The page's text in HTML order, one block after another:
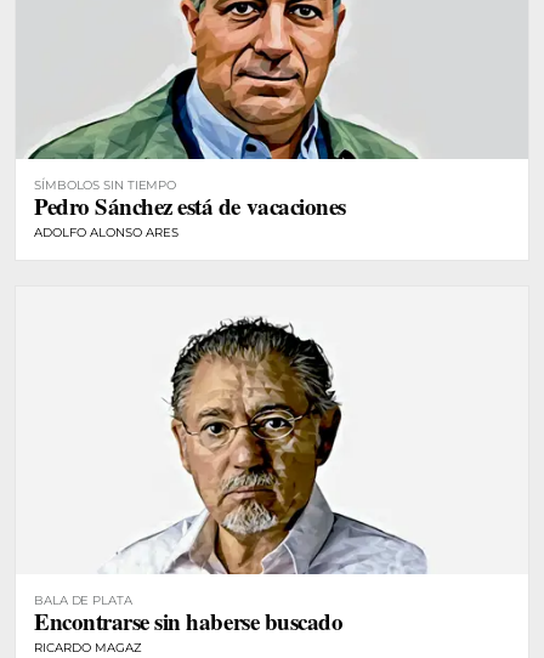
SÍMBOLOS SIN TIEMPO
Pedro Sánchez está de vacaciones
ADOLFO ALONSO ARES
BALA DE PLATA
Encontrarse sin haberse buscado
RICARDO MAGAZ